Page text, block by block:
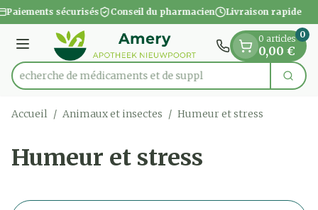
Aller au contenu
1 de 1
Paiements sécurisés Conseil du pharmacien Livraison rapide
Menu
Rechercher
Recherche de m
0 articles
0,00 €
0
Accueil / Animaux et insectes / Humeur et stress
Humeur et stress